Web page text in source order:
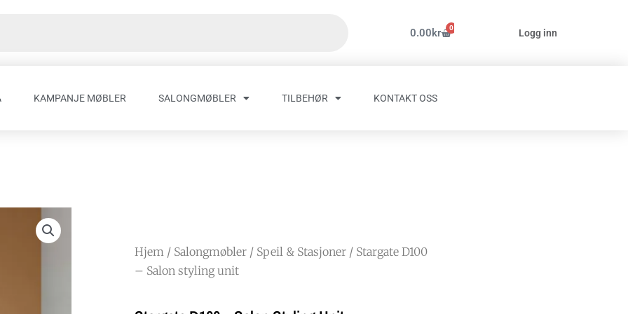
0.00kr 0
Handlekurv Logg inn
KAMPANJE MØBLER SALONGMØBLER TILBEHØR KONTAKT OSS
Hjem / Salongmøbler / Speil & Stasjoner / Stargate D100
– Salon styling unit